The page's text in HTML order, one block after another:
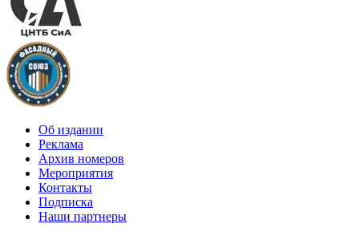
Об издании
Реклама
Архив номеров
Мероприятия
Контакты
Подписка
Наши партнеры